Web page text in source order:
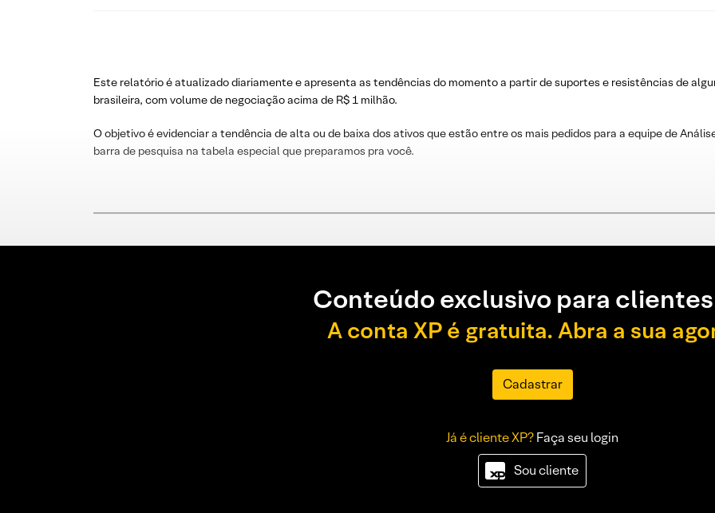
Este relatório é atualizado diariamente e apresenta as tendências do momento a partir de suportes e resistências de
brasileira, com volume de negociação acima de R$ 1 milhão.
O objetivo é evidenciar a tendência de alta ou de baixa dos ativos que estão entre os mais pedidos para a equipe de
barra de pesquisa na tabela especial que preparamos pra você.
Conteúdo exclusivo para
A conta XP é gratuita. Abra a sua
Cadastrar
Já é cliente XP?Faça seu login
Sou cliente